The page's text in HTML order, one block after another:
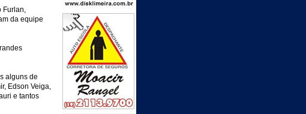
Furlan,
da equipe
alguns de
Edson Veiga,
e tantos